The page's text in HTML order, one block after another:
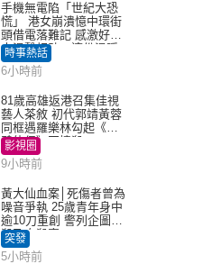
手機無電陷「世紀大恐
慌」 港女崩潰憶中環街
頭借電落難記 感激好心
人溫馨相助：這份溫暖
記一輩子｜Juicy叮
時事熱話
6小時前
81歲高雄返港召集佳視
藝人茶敘 初代郭靖黃蓉
同框遇羅樂林勾起《神
鵰俠侶》回憶殺
影視圈
9小時前
黃大仙血案│死傷者曾為
噪音爭執 25歲青年身中
逾10刀重創 警列企圖謀
殺及自殺案
突發
5小時前